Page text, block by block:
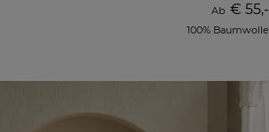
Ab € 55,-
100% Baumwolle